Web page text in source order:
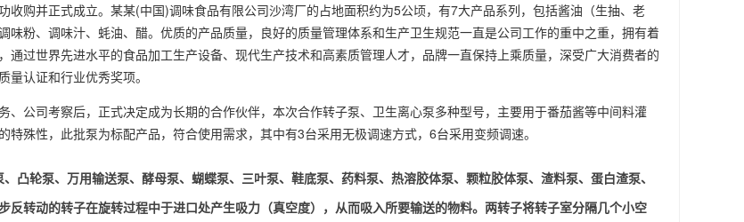
收购并正式成立。某某(中国)调味食品有限公司沙湾厂的占地面积约为5公顷，有7大产品系列，包括酱油（生抽、老
味粉、调味汁、蚝油、醋。优质的产品质量，良好的质量管理体系和生产卫生规范一直是公司工作的重中之重，拥有着
通过世界先进水平的食品加工生产设备、现代生产技术和高素质管理人才，品牌一直保持上乘质量，深受广大消费者的
量认证和行业优秀奖项。
、公司考察后，正式决定成为长期的合作伙伴，本次合作转子泵、卫生离心泵多种型号，主要用于番茄酱等中间料灌
特殊性，此批泵为标配产品，符合使用需求，其中有3台采用无极调速方式，6台采用变频调速。
、凸轮泵、万用输送泵、酵母泵、蝴蝶泵、三叶泵、鞋底泵、药料泵、热溶胶体泵、颗粒胶体泵、渣料泵、蛋白渣泵、
反转动的转子在旋转过程中于进口处产生吸力（真空度），从而吸入所要输送的物料。两转子将转子室分隔几个小空